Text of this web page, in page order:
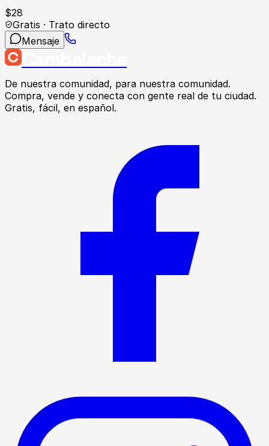
$28
Gratis · Trato directo
Mensaje
De nuestra comunidad, para nuestra comunidad.
Compra, vende y conecta con gente real de tu ciudad.
Gratis, fácil, en español.